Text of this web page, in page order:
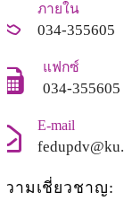
ภายใน
034-355605
แฟกซ์
034-355605
E-mail
วามเชี่ยวชาญ: